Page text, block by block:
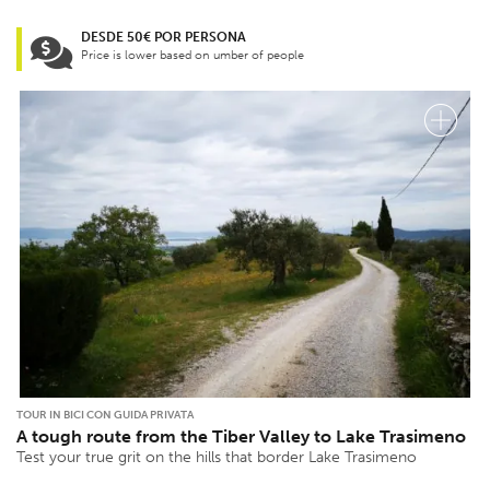
DESDE 50€ POR PERSONA
Price is lower based on umber of people
TOUR IN BICI CON GUIDA PRIVATA
A tough route from the Tiber Valley to Lake Trasimeno
Test your true grit on the hills that border Lake Trasimeno